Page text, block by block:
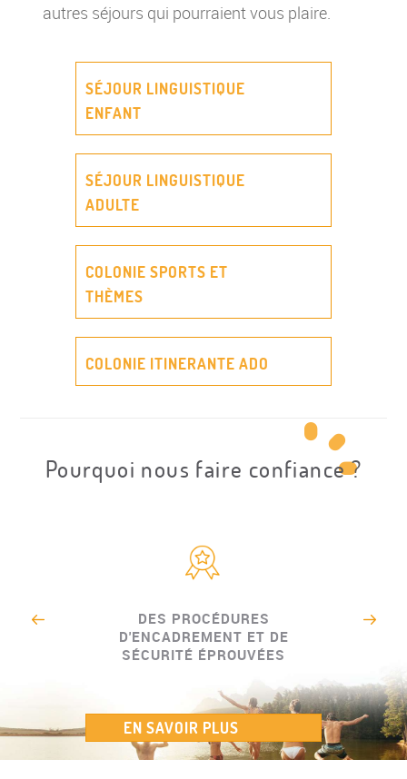
autres séjours qui pourraient vous plaire.
SÉJOUR LINGUISTIQUE
ENFANT
SÉJOUR LINGUISTIQUE
ADULTE
COLONIE SPORTS ET
THÈMES
COLONIE ITINERANTE ADO
Pourquoi nous faire confiance ?
DES PROCÉDURES
D'ENCADREMENT ET DE
SÉCURITÉ ÉPROUVÉES
EN SAVOIR PLUS